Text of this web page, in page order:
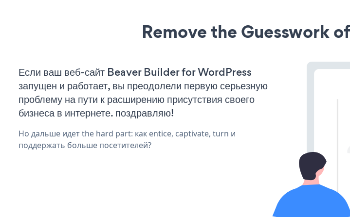
Remove the Guesswork
Если ваш веб-сайт Beaver Builder for WordPress
запущен и работает, вы преодолели первую серьезную
проблему на пути к расширению присутствия своего
бизнеса в интернете. поздравляю!
Но дальше идет the hard part: как entice, captivate, turn и
поддержать больше посетителей?